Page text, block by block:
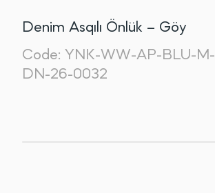
Denim Asqılı Önlük – Göy
Code: YNK-WW-AP-BLU-M-
DN-26-0032